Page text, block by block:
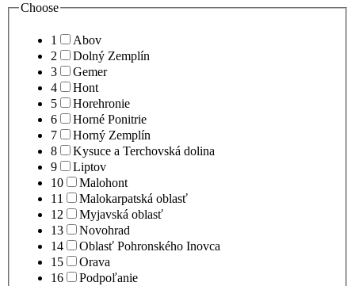
Choose
1
Abov
2
Dolný Zemplín
3
Gemer
4
Hont
5
Horehronie
6
Horné Ponitrie
7
Horný Zemplín
8
Kysuce a Terchovská dolina
9
Liptov
10
Malohont
11
Malokarpatská oblasť
12
Myjavská oblasť
13
Novohrad
14
Oblasť Pohronského Inovca
15
Orava
16
Podpoľanie